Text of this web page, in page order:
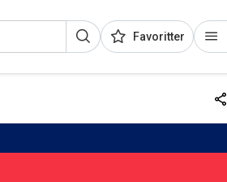
Favoritter